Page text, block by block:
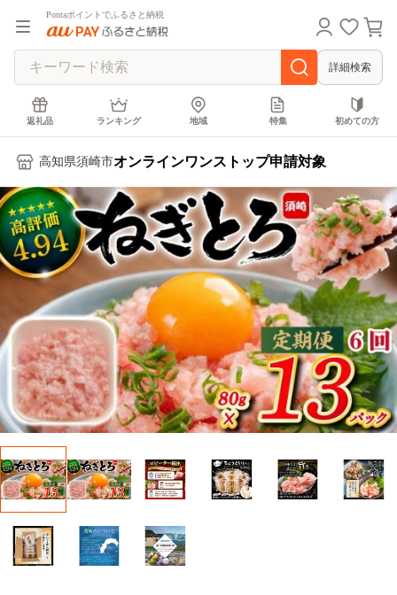
Pontaポイントでふるさと納税
詳細検索
返礼品 ランキング 地域 特集 初めての方
高知県須崎市オンラインワンストップ申請対象